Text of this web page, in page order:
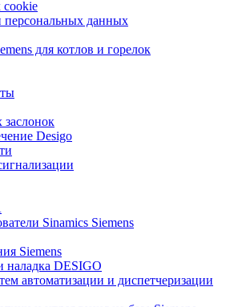
cookie
персональных данных
для котлов и горелок
Desigo
Sinamics Siemens
Siemens
наладка DESIGO
автоматизации и диспетчеризации